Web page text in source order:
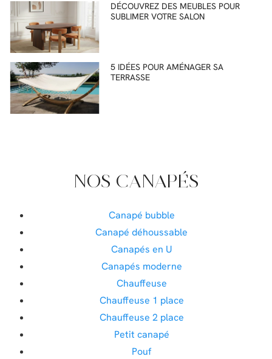
DÉCOUVREZ DES MEUBLES POUR
SUBLIMER VOTRE SALON
5 IDÉES POUR AMÉNAGER SA
TERRASSE
NOS CANAPÉS
Canapé bubble
Canapé déhoussable
Canapés en U
Canapés moderne
Chauffeuse
Chauffeuse 1 place
Chauffeuse 2 place
Petit canapé
Pouf